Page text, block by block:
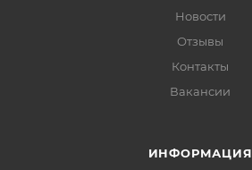
Новости
Отзывы
Контакты
Вакансии
ИНФОРМАЦИЯ